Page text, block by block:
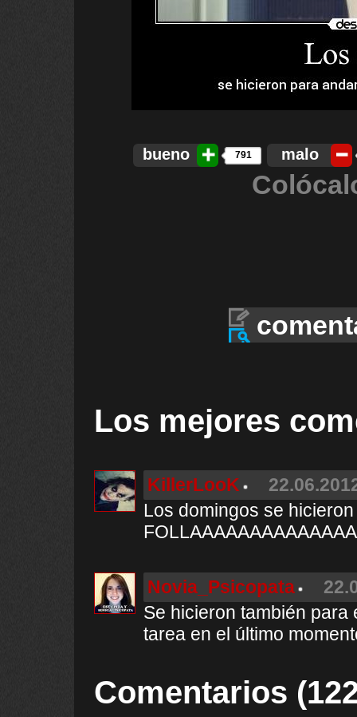
bueno 791 malo
Los mejores
KillerLooK
Los domingos se
Novia_Psicopata
Se hicieron también
tarea en el último
Comentarios